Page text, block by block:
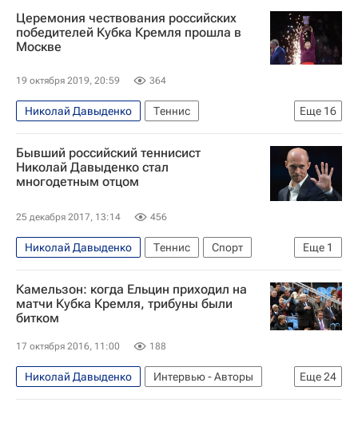
Церемония чествования российских
победителей Кубка Кремля прошла в
Москве
19 октября 2019, 20:59 364
Еще 16
Николай Давыденко
Теннис
Светлана Кузнецова
Мария Кириленко
Анастасия Павлюченкова
Елена Веснина
Дарья Касаткина
Екатерина Макарова
Елена Дементьева
Марат Сафин
Надежда Петрова
Игорь Андреев
Анастасия Мыскина
Андрей Ольховский
Кубок Кремля ATP/WTA
Игорь Куницын
Бывший российский теннисист
Николай Давыденко стал
многодетным отцом
25 декабря 2017, 13:14 456
Еще 1
Николай Давыденко Теннис
Спорт
Вокруг спорта
Камельзон: когда Ельцин приходил на
матчи Кубка Кремля, трибуны были
битком
17 октября 2016, 11:00 188
Еще24
Николай Давыденко
Интервью - Авторы
Аналитика
Теннис
Спорт